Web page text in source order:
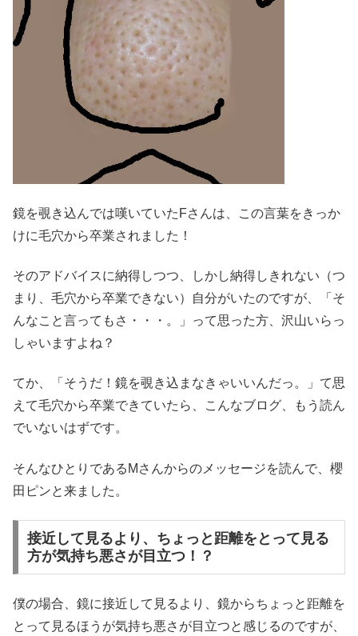
鏡を覗き込んでは嘆いていたFさんは、この言葉をきっか
けに毛穴から卒業されました！
そのアドバイスに納得しつつ、しかし納得しきれない（つ
まり、毛穴から卒業できない）自分がいたのですが、「そ
んなこと言ってもさ・・・。」って思った方、沢山いらっ
しゃいますよね？
てか、「そうだ！鏡を覗き込まなきゃいいんだっ。」て思
えて毛穴から卒業できていたら、こんなブログ、もう読ん
でいないはずです。
そんなひとりであるMさんからのメッセージを読んで、櫻
田ピンと来ました。
接近して見るより、ちょっと距離をとって見る
方が気持ち悪さが目立つ！？
僕の場合、鏡に接近して見るより、鏡からちょっと距離を
とって見るほうが気持ち悪さが目立つと感じるのですが、